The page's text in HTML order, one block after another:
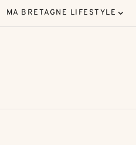
MA BRETAGNE LIFESTYLE